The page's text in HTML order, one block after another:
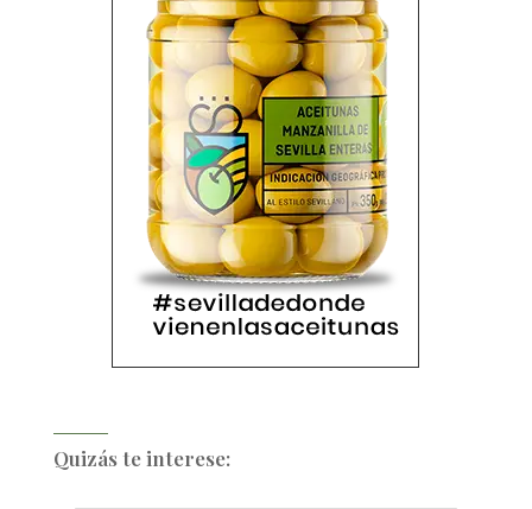
Quizás te interese: